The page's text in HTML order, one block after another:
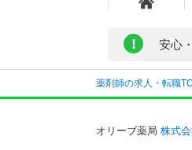
! 安心
薬剤師の求人・転職
オリーブ薬局 株式